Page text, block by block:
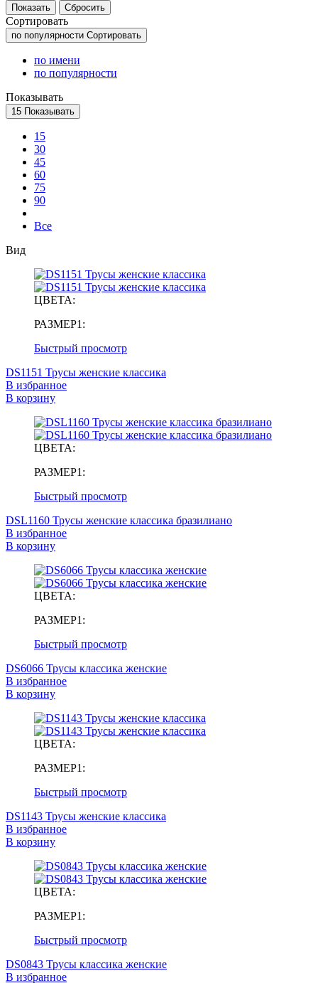
Сортировать
по популярности Сортировать
по имени
по популярности
Показывать
15 Показывать
15
30
45
60
75
90
Все
Вид
ЦВЕТА:
РАЗМЕР1:
Быстрый просмотр
DS1151 Трусы женские классика
В избранное
В корзину
ЦВЕТА:
РАЗМЕР1:
Быстрый просмотр
DSL1160 Трусы женские классика бразилиано
В избранное
В корзину
ЦВЕТА:
РАЗМЕР1:
Быстрый просмотр
DS6066 Трусы классика женские
В избранное
В корзину
ЦВЕТА:
РАЗМЕР1:
Быстрый просмотр
DS1143 Трусы женские классика
В избранное
В корзину
ЦВЕТА:
РАЗМЕР1:
Быстрый просмотр
DS0843 Трусы классика женские
В избранное